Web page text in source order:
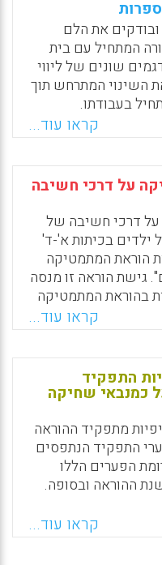
את הלם
המתחיל עם בית
שונים של ליווי
השינוי המתרחש תוך
בעבודתו.
קראו עוד...
על דרכי חשיבה
על דרכי חשיבה של
ילדים בכיתות א'-ד'
הוראת המתמטיקה
גישת הוראה זו מנסה
בהוראת המתמטיקה
לעומק דרכי חשיבה
ואת המחקר
בסיס לתכנון
לילדים בעיות
פתרון
קראו עוד...
התפקיד
כמנבאי שחיקה
מתפקיד ההוראה
התפקיד הנתפסים
הפערים הללו
ההוראה ובסופה.
קראו עוד...